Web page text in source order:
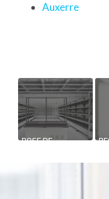
Auxerre
POSE DE